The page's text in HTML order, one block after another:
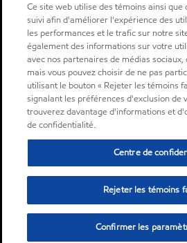
Ce site web utilise des témoins ainsi
suivi afin d'améliorer l'expérience des
les performances et le trafic sur notre
également des informations sur votre
avec nos partenaires de médias
mais vous pouvez choisir de ne pas
utilisant le bouton « Rejeter les témoins
signalant les préférences d'exclusion de
trouverez davantage d'informations et
de confidentialité.
Centre de
Rejeter les témoins
Confirmer les